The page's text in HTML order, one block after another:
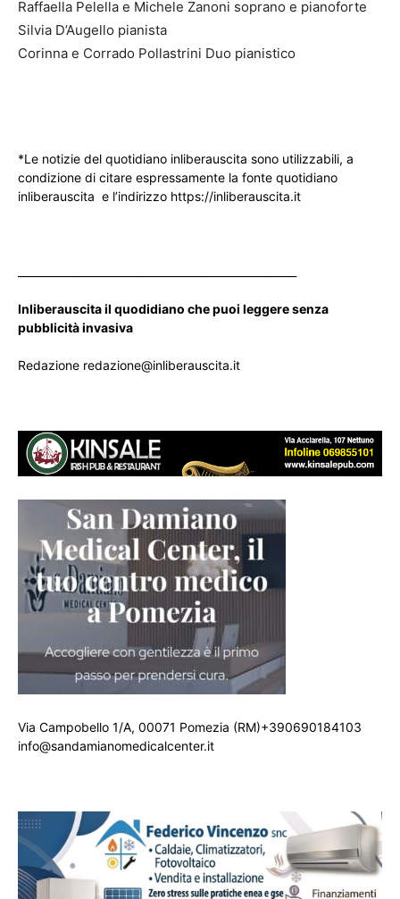
Raffaella Pelella e Michele Zanoni soprano e pianoforte
Silvia D’Augello pianista
Corinna e Corrado Pollastrini Duo pianistico
*Le notizie del quotidiano inliberauscita sono utilizzabili, a
condizione di citare espressamente la fonte quotidiano
inliberauscita e l’indirizzo https://inliberauscita.it
Inliberauscita il quodidiano che puoi leggere senza
pubblicità invasiva
Redazione redazione@inliberauscita.it
Via Campobello 1/A, 00071 Pomezia (RM)+390690184103
info@sandamianomedicalcenter.it